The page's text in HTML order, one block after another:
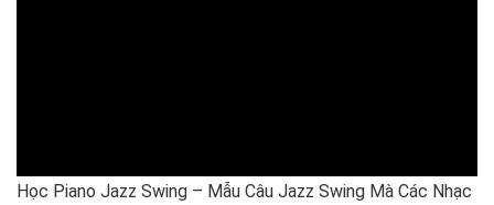
Học Piano Jazz Swing – Mẫu Câu Jazz Swing Mà Các Nhạc